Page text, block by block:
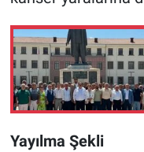
Yayılma Şekli